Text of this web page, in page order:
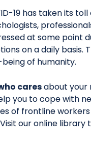
ეფექტური
შენ ჩემი
ბავშვები და
სტრესი და
გამკლავება
19 has taken its
at some point
on a daily basis.
of humanity.
caresabout your
you to cope with
of frontline
our online